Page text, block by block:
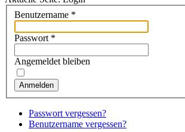
Benutzername *
Passwort *
Angemeldet bleiben
Anmelden
Passwort vergessen?
Benutzername vergessen?